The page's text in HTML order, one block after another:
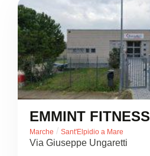
EMMINT FITNESS
Marche / Sant'Elpidio a Mare
Via Giuseppe Ungaretti